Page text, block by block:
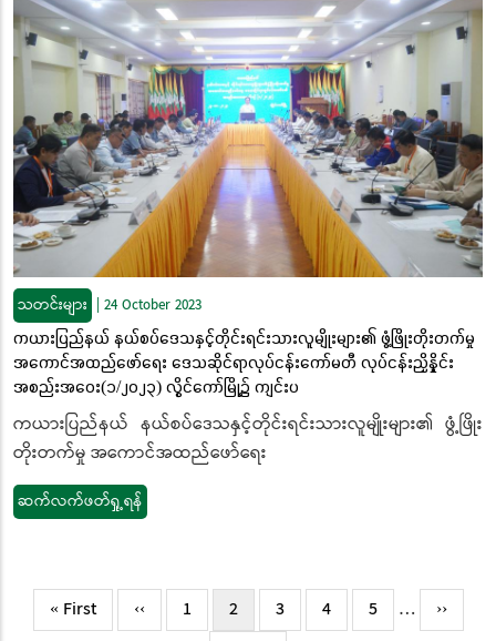
သတင်းများ | 24 October 2023
ကယားပြည်နယ် နယ်စပ်ဒေသနှင့်တိုင်းရင်းသားလူမျိုးများ၏ ဖွံ့ဖြိုးတိုးတက်မှု
အကောင်အထည်ဖော်ရေး ဒေသဆိုင်ရာလုပ်ငန်းကော်မတီ လုပ်ငန်းညှိနှိုင်း
အစည်းအဝေး(၁/၂၀၂၃) လွိုင်ကော်မြို့၌ ကျင်းပ
ကယားပြည်နယ် နယ်စပ်ဒေသနှင့်တိုင်းရင်းသားလူမျိုးများ၏ ဖွံ့ဖြိုး
တိုးတက်မှု အကောင်အထည်ဖော်ရေး
ဆက်လက်ဖတ်ရှု့ရန်
Pagination
First
« First
Previous
‹‹ Page
1
လက်ရှိ
2 Page
3 Page
4 Page
5 …
Next
››